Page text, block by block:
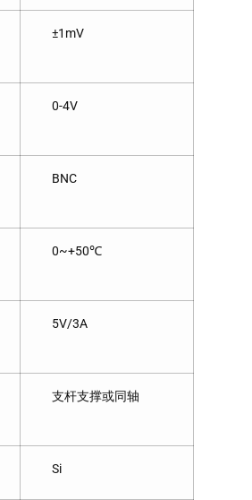
±1mV
0-4V
BNC
0~+50℃
5V/3A
支杆支撑或同轴
Si